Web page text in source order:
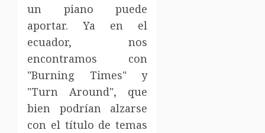
un piano puede
aportar. Ya en el
ecuador, nos
encontramos con
"Burning Times" y
"Turn Around", que
bien podrían alzarse
con el título de temas